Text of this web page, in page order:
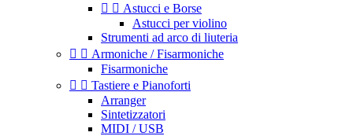
  Astucci e Borse
Astucci per violino
Strumenti ad arco di liuteria
  Armoniche / Fisarmoniche
Fisarmoniche
  Tastiere e Pianoforti
Arranger
Sintetizzatori
MIDI / USB